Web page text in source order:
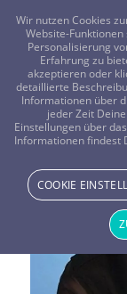
Rutha –
Vistano
Wir nutzen Cookies
Website-
Personalisierung
Erfahrung zu
akzeptieren oder
detaillierte
Informationen über
jeder Zeit
Einstellungen über
Informationen findest
COOKIE